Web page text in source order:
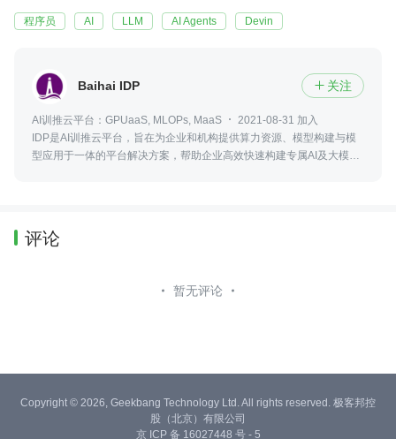
程序员 AI LLM AI Agents Devin
Baihai IDP  关注
AI训推云平台：GPUaaS, MLOPs, MaaS
2021-08-31 加入
IDP是AI训推云平台，旨在为企业和机构提供算力资源、模型构建与模
型应用于一体的平台解决方案，帮助企业高效快速构建专属AI及大模
评论
暂无评论
Copyright © 2026, Geekbang Technology Ltd. All rights reserved. 极客邦控
股（北京）有限公司
京 ICP 备 16027448 号 - 5